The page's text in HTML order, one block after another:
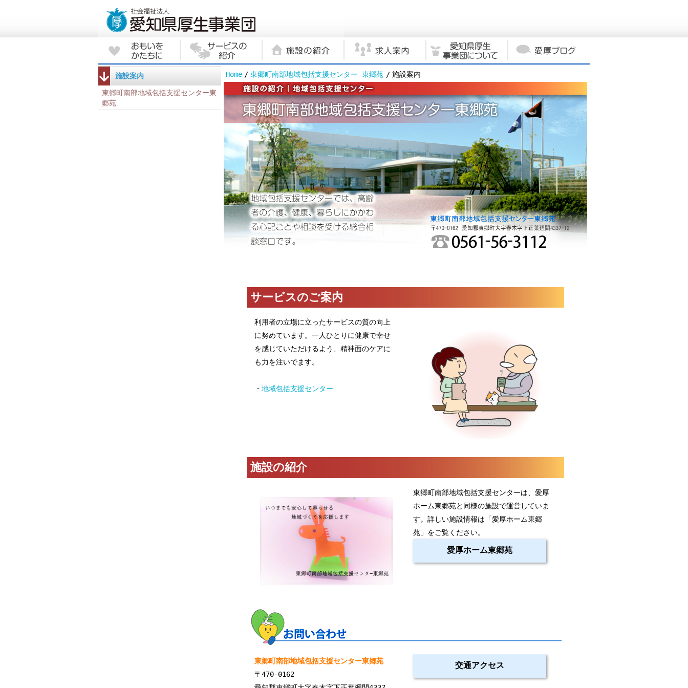
Home 東郷町南部地域包括支援センター 東郷苑 施設案内
サービスのご案内
利用者の立場に立ったサービスの質の向上
に努めています。一人ひとりに健康で幸せ
を感じていただけるよう、精神面のケアに
も力を注いでます。
・地域包括支援センター
施設の紹介
東郷町南部地域包括支援センターは、愛厚
ホーム東郷苑と同様の施設で運営していま
す。詳しい施設情報は「愛厚ホーム東郷
苑」をご覧ください。
愛厚ホーム東郷苑
東郷町南部地域包括支援センター東郷苑
〒470-0162
交通アクセス
施設案内
東郷町南部地域包括支援センター東
郷苑